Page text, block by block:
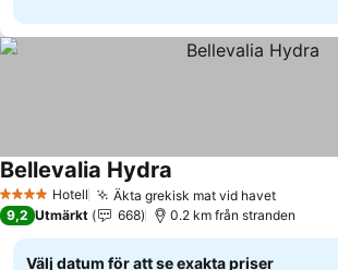
4 StjärnorHotell Äkta grekisk mat vid havetSe priser
Bellevalia Hydra
9,2 Utmärkt 668 0.2 km från stranden
Välj datum för att se exakta priser